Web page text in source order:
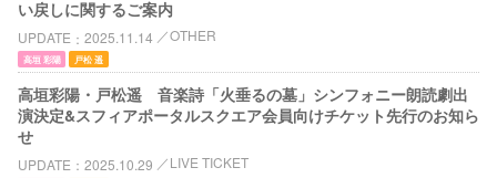
い戻しに関するご案内
UPDATE 2025.11.14 OTHER
高垣 彩陽 戸松 遥
高垣彩陽・戸松遥 音楽詩「火垂るの墓」シンフォニー朗読劇出
演決定&スフィアポータルスクエア会員向けチケット先行のお知ら
せ
UPDATE 2025.10.29 LIVE TICKET